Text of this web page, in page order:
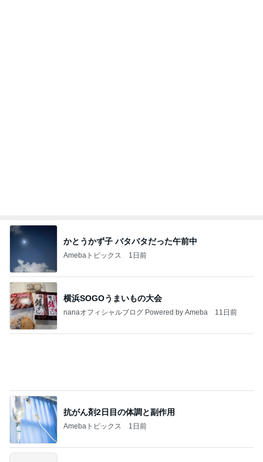
かとうかず子 バタバタだった午前中
Amebaトピックス 1日前
横浜SOGOうまいもの大会
nanaオフィシャルブログ Powered by Ameba 11日前
抗がん剤2日目の体調と副作用
Amebaトピックス 1日前